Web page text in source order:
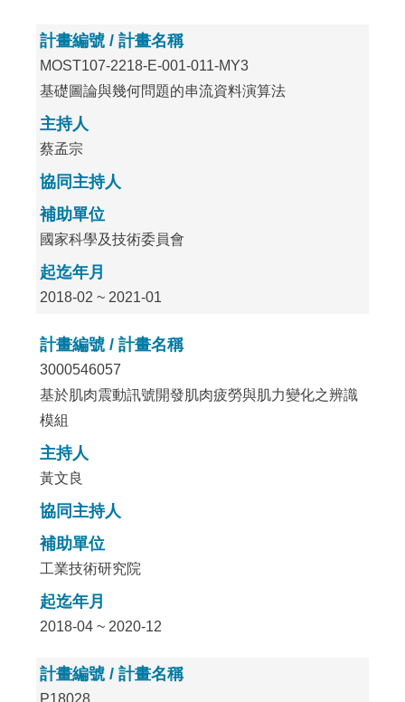
計畫編號 / 計畫名稱
MOST107-2218-E-001-011-MY3
基礎圖論與幾何問題的串流資料演算法
主持人
蔡孟宗
協同主持人
補助單位
國家科學及技術委員會
起迄年月
2018-02 ~ 2021-01
計畫編號 / 計畫名稱
3000546057
基於肌肉震動訊號開發肌肉疲勞與肌力變化之辨識
模組
主持人
黃文良
協同主持人
補助單位
工業技術研究院
起迄年月
2018-04 ~ 2020-12
計畫編號 / 計畫名稱
P18028